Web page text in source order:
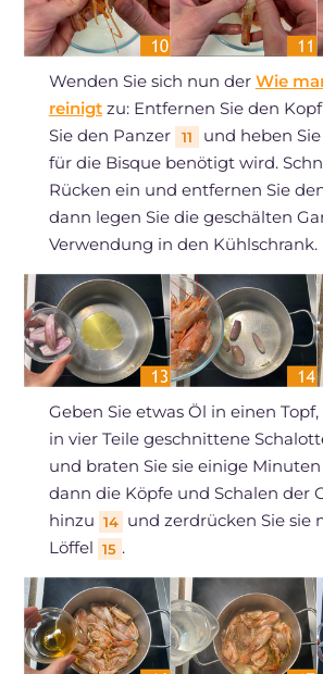
Wenden Sie sich nun der Wie
reinigtzu: Entfernen Sie den Kopf
Sie den Panzer
11
und heben
für die Bisque benötigt wird.
Rücken ein und entfernen Sie
dann legen Sie die geschälten
Verwendung in den Kühlschrank.
Geben Sie etwas Öl in einen
in vier Teile geschnittene
und braten Sie sie einige Minuten
dann die Köpfe und Schalen der
hinzu 14 und zerdrücken Sie sie
Löffel 15 .